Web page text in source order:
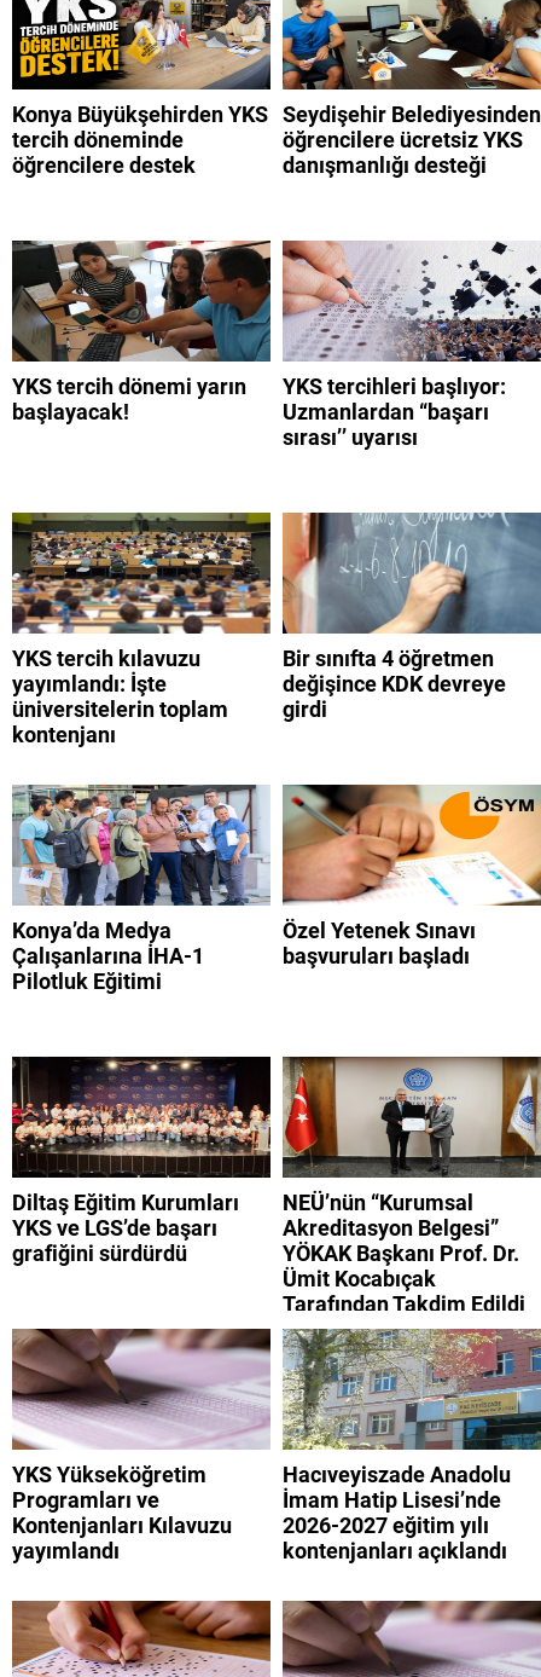
Konya Büyükşehirden YKS
tercih döneminde
öğrencilere destek
Seydişehir Belediyesinden
öğrencilere ücretsiz YKS
danışmanlığı desteği
YKS tercih dönemi yarın
başlayacak!
YKS tercihleri başlıyor:
Uzmanlardan “başarı
sırası’’ uyarısı
YKS tercih kılavuzu
yayımlandı: İşte
üniversitelerin toplam
kontenjanı
Bir sınıfta 4 öğretmen
değişince KDK devreye
girdi
Konya’da Medya
Çalışanlarına İHA-1
Pilotluk Eğitimi
Özel Yetenek Sınavı
başvuruları başladı
Diltaş Eğitim Kurumları
YKS ve LGS’de başarı
grafiğini sürdürdü
NEÜ’nün “Kurumsal
Akreditasyon Belgesi”
YÖKAK Başkanı Prof. Dr.
Ümit Kocabıçak
Tarafından Takdim Edildi
YKS Yükseköğretim
Programları ve
Kontenjanları Kılavuzu
yayımlandı
Hacıveyiszade Anadolu
İmam Hatip Lisesi’nde
2026-2027 eğitim yılı
kontenjanları açıklandı